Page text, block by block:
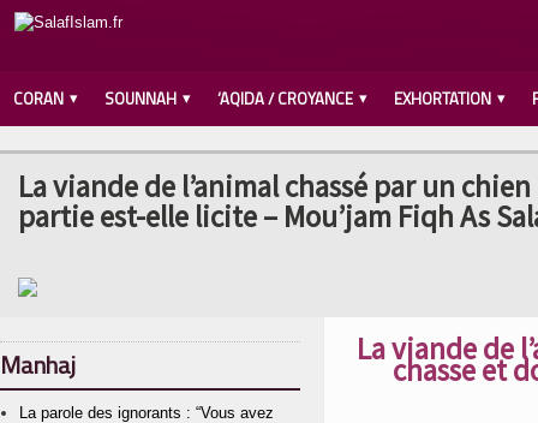
CORAN SOUNNAH ‘AQIDA / CROYANCE EXHORTATION
La viande de l’animal chassé par un
partie est-elle licite – Mou’jam Fiqh As
La viande de
chasse et
Manhaj
La parole des ignorants : “Vous avez